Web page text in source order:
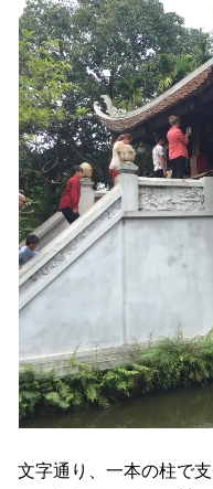
文字通り、一本の柱で